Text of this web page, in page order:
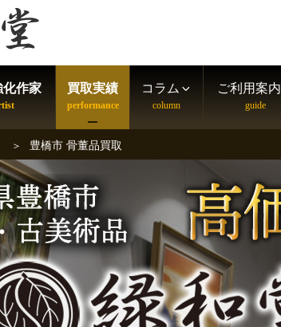
化作家 買取実績 コラム ご利用案内
豊橋市 骨董品買取